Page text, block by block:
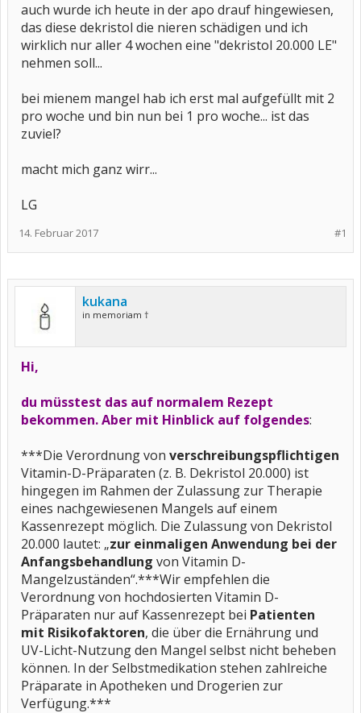
auch wurde ich heute in der apo drauf hingewiesen,
das diese dekristol die nieren schädigen und ich
wirklich nur aller 4 wochen eine "dekristol 20.000 LE"
nehmen soll...
bei mienem mangel hab ich erst mal aufgefüllt mit 2
pro woche und bin nun bei 1 pro woche... ist das
zuviel?
macht mich ganz wirr...
LG
#1
14. Februar 2017
kukana
in memoriam †
Hi,
du müsstest das auf normalem Rezept
bekommen. Aber mit Hinblick auf folgendes:
***Die Verordnung von verschreibungspflichtigen
Vitamin-D-Präparaten (z. B. Dekristol 20.000) ist
hingegen im Rahmen der Zulassung zur Therapie
eines nachgewiesenen Mangels auf einem
Kassenrezept möglich. Die Zulassung von Dekristol
20.000 lautet: „zur einmaligen Anwendung bei der
Anfangsbehandlung von Vitamin D-
Mangelzuständen“.***Wir empfehlen die
Verordnung von hochdosierten Vitamin D-
Präparaten nur auf Kassenrezept bei Patienten
mit Risikofaktoren, die über die Ernährung und
UV-Licht-Nutzung den Mangel selbst nicht beheben
können. In der Selbstmedikation stehen zahlreiche
Präparate in Apotheken und Drogerien zur
Verfügung.***